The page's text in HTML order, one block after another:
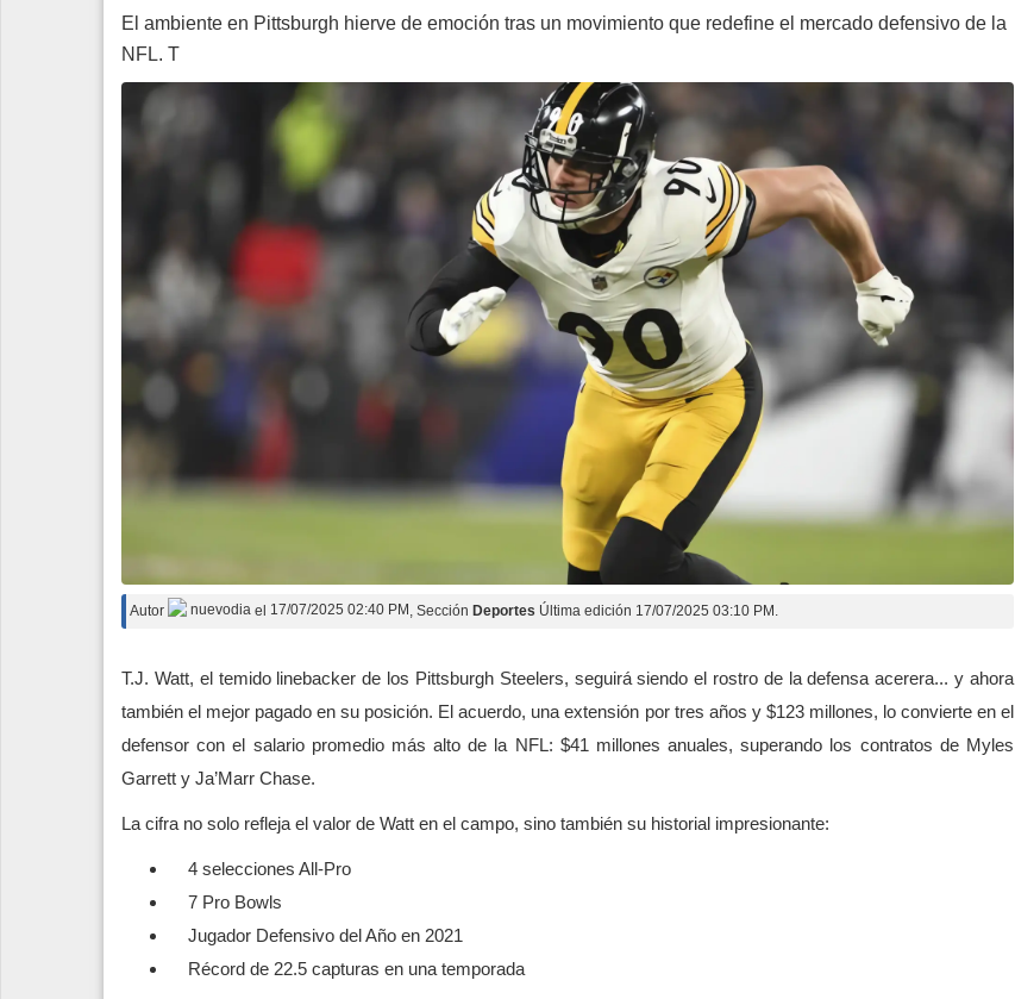
Edición Impresa
El ambiente en Pittsburgh hierve de emoción tras un movimiento que redefine el mercado defensivo de la
NFL. T
Autor nuevodia el 17/07/2025 02:40 PM , Sección Deportes Última edición 17/07/2025 03:10 PM.
T.J. Watt, el temido linebacker de los Pittsburgh Steelers, seguirá siendo el rostro de la defensa acerera... y ahora
también el mejor pagado en su posición. El acuerdo, una extensión por tres años y $123 millones, lo convierte en el
defensor con el salario promedio más alto de la NFL: $41 millones anuales, superando los contratos de Myles
Garrett y Ja’Marr Chase.
La cifra no solo refleja el valor de Watt en el campo, sino también su historial impresionante:
4 selecciones All-Pro
7 Pro Bowls
Jugador Defensivo del Año en 2021
Récord de 22.5 capturas en una temporada